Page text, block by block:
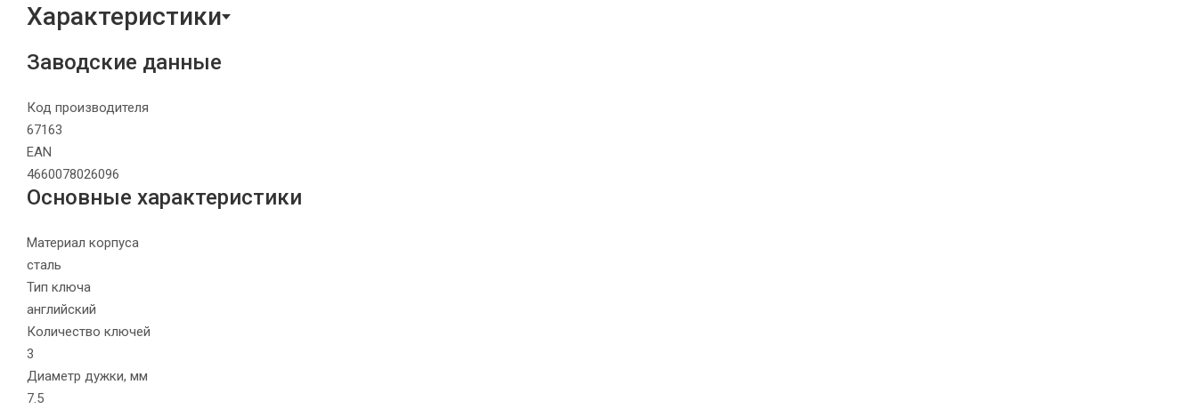
Характеристики
Заводские данные
Код производителя
67163
EAN
4660078026096
Основные характеристики
Материал корпуса
сталь
Тип ключа
английский
Количество ключей
3
Диаметр дужки, мм
7.5